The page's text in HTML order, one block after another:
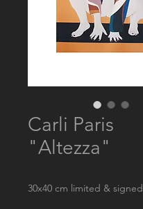
Carli Paris
"Altezza"
30x40 cm limited & signed